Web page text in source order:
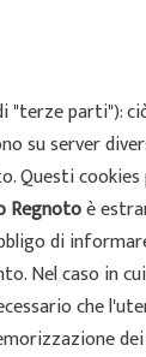
"terze parti"):
su server
Questi cookies
Regnotoè
di
Nel caso in
che